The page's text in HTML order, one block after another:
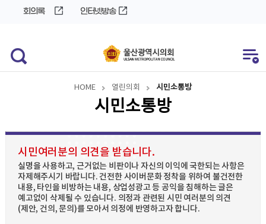
회의록 인터넷방송
HOME 열린의회 시민소통방
시민소통방
시민여러분의 의견을 받습니다.
실명을 사용하고, 근거없는 비판이나 자신의 이익에 국한되는 사항은
자제해주시기 바랍니다. 건전한 사이버문화 정착을 위하여 불건전한
내용, 타인을 비방하는 내용, 상업성광고 등 공익을 침해하는 글은
예고없이 삭제될 수 있습니다. 의정과 관련된 시민 여러분의 의견
(제안, 건의, 문의)를 모아서 의정에 반영하고자 합니다.